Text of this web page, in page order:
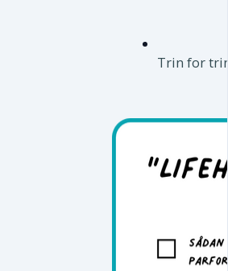
Trin for